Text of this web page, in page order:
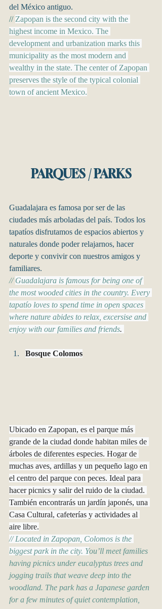
del México antiguo.
// Zapopan is the second city with the
highest income in Mexico. The
development and urbanization marks this
municipality as the most modern and
wealthy in the state. The center of Zapopan
preserves the style of the typical colonial
town of ancient Mexico.
PARQUES / PARKS
Guadalajara es famosa por ser de las
ciudades más arboladas del país. Todos los
tapatíos disfrutamos de espacios abiertos y
naturales donde poder relajarnos, hacer
deporte y convivir con nuestros amigos y
familiares.
// Guadalajara is famous for being one of
the most wooded cities in the country. Every
tapatío loves to spend time in open spaces
where nature abides to relax, excersise and
enjoy with our families and friends.
Bosque Colomos
Ubicado en Zapopan, es el parque más
grande de la ciudad donde habitan miles de
árboles de diferentes especies. Hogar de
muchas aves, ardillas y un pequeño lago en
el centro del parque con peces. Ideal para
hacer picnics y salir del ruido de la ciudad.
También encontrarás un jardín japonés, una
Casa Cultural, cafeterías y actividades al
aire libre.
// Located in Zapopan, Colomos is the
biggest park in the city. You’ll meet families
having picnics under eucalyptus trees and
jogging trails that weave deep into the
woodland. The park has a Japanese garden
for a few minutes of quiet contemplation,